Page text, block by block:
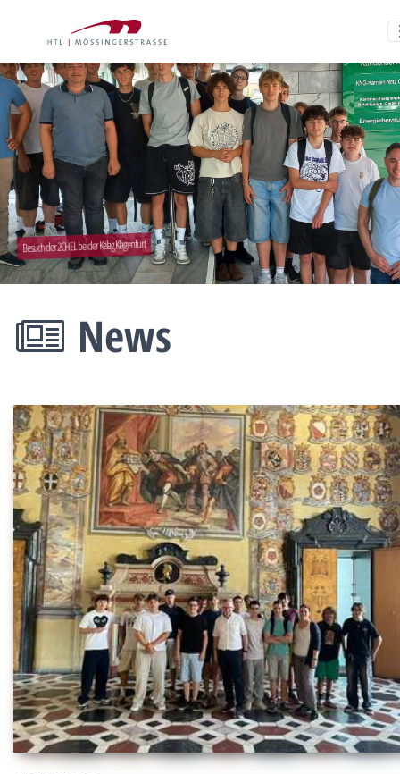
Besuch der 2CHEL bei der Kelag Klagenfurt
News